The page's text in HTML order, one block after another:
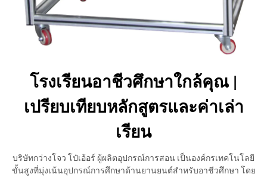
โรงเรียนอาชีวศึกษาใกล้คุณ |
เปรียบเทียบหลักสูตรและค่าเล่า
เรียน
บริษัทกว่างโจว โป๋เอ้อร์ ผู้ผลิตอุปกรณ์การสอน เป็นองค์กรเทคโนโลยี
ขั้นสูงที่มุ่งเน้นอุปกรณ์การศึกษาด้านยานยนต์สำหรับอาชีวศึกษา โดย